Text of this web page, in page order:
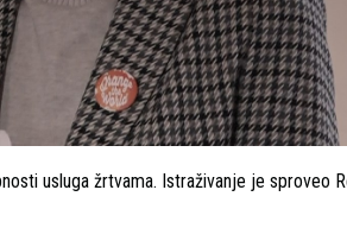
usluga žrtvama. Istraživanje je sproveo